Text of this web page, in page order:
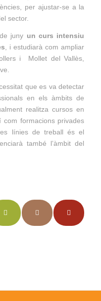
per ajustar-se a la
sector.
juny un curs intensiu
, i estudiarà com ampliar
i Mollet del Vallès,
que es va detectar
en els àmbits de
realitza cursos en
com formacions privades
línies de treball és el
també l’àmbit del